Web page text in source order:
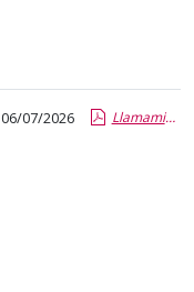
06/07/2026 Llamamiento entrevistas primera convocatoria becarios colaboración 26 27.pdf.pdf